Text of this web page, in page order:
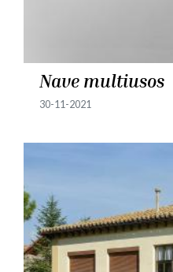
Nave multiusos
30-11-2021